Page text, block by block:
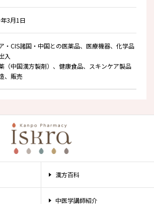
3月1日
・CIS諸国・中国との医薬品、医療機器、化学品
入
（中国漢方製剤）、健康食品、スキンケア製品
、販売
漢方百科
中医学講師紹介